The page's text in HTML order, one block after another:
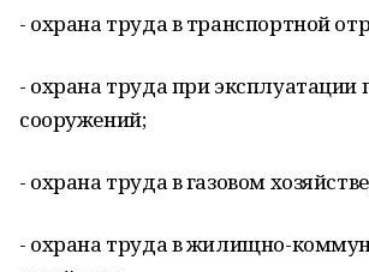
- охрана труда в транспортной
- охрана труда при
сооружений;
- охрана труда в газовом
- охрана труда в жилищно-